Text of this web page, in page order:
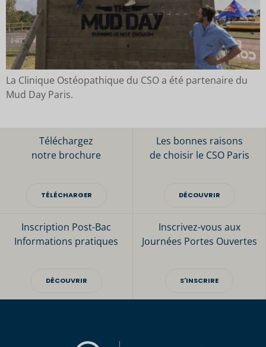
La Clinique Ostéopathique du CSO a été partenaire du
Mud Day Paris.
Téléchargez
notre brochure
TÉLÉCHARGER
Les bonnes raisons
de choisir le CSO Paris
DÉCOUVRIR
Inscription Post-Bac
Informations pratiques
DÉCOUVRIR
Inscrivez-vous aux
Journées Portes Ouvertes
S'INSCRIRE